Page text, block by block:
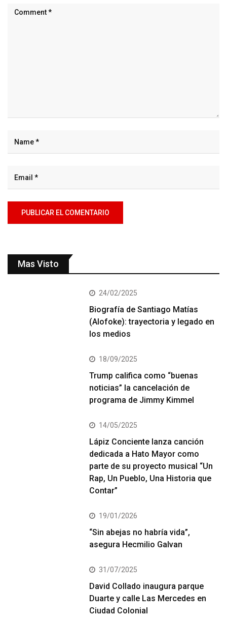
Mas Visto
24/02/2025
Biografía de Santiago Matías
(Alofoke): trayectoria y legado en
los medios
18/09/2025
Trump califica como “buenas
noticias” la cancelación de
programa de Jimmy Kimmel
14/05/2025
Lápiz Conciente lanza canción
dedicada a Hato Mayor como
parte de su proyecto musical “Un
Rap, Un Pueblo, Una Historia que
Contar”
19/01/2026
“Sin abejas no habría vida”,
asegura Hecmilio Galvan
31/07/2025
David Collado inaugura parque
Duarte y calle Las Mercedes en
Ciudad Colonial